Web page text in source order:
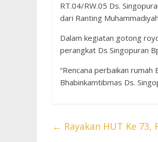
RT.04/RW.05 Ds.
dari Ranting
Dalam kegiatan gotong
perangkat Ds Singopuran
“Rencana perbaikan
Bhabinkamtibmas Ds.
← Rayakan HUT Ke